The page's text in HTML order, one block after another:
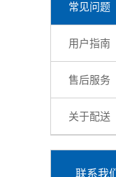
常见问题
用户指南
售后服务
关于配送
联系我们